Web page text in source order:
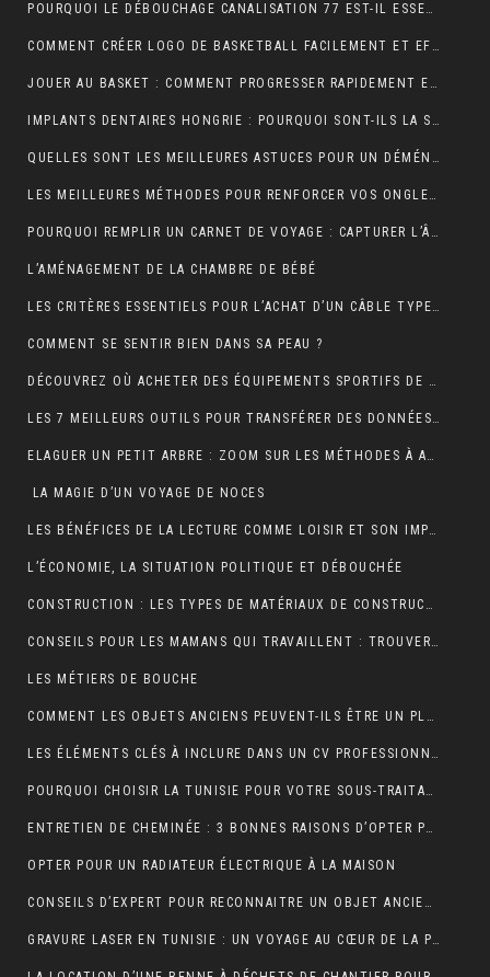
POURQUOI LE DÉBOUCHAGE CANALISATION 77 EST-IL ESSENTIEL POUR ÉVITER LES DÉSAGRÉMENTS MAJEURS ?
COMMENT CRÉER LOGO DE BASKETBALL FACILEMENT ET EFFICACEMENT ?
JOUER AU BASKET : COMMENT PROGRESSER RAPIDEMENT EN TECHNIQUE ?
IMPLANTS DENTAIRES HONGRIE : POURQUOI SONT-ILS LA SOLUTION IDÉALE POUR UN SOURIRE PARFAIT ET ABORDABLE ?
QUELLES SONT LES MEILLEURES ASTUCES POUR UN DÉMÉNAGEMENT ÎLE DE FRANCE RÉUSSI ET SANS TRACAS ?
LES MEILLEURES MÉTHODES POUR RENFORCER VOS ONGLES FRAGILES
POURQUOI REMPLIR UN CARNET DE VOYAGE : CAPTURER L’ÂME DE VOS AVENTURES
L’AMÉNAGEMENT DE LA CHAMBRE DE BÉBÉ
LES CRITÈRES ESSENTIELS POUR L’ACHAT D’UN CÂBLE TYPE 2 POUR VÉHICULES ÉLECTRIQUES
COMMENT SE SENTIR BIEN DANS SA PEAU ?
DÉCOUVREZ OÙ ACHETER DES ÉQUIPEMENTS SPORTIFS DE QUALITÉ EN LIGNE
LES 7 MEILLEURS OUTILS POUR TRANSFÉRER DES DONNÉES D’ANDROID VERS MAC
ELAGUER UN PETIT ARBRE : ZOOM SUR LES MÉTHODES À ADOPTER
LA MAGIE D’UN VOYAGE DE NOCES
LES BÉNÉFICES DE LA LECTURE COMME LOISIR ET SON IMPACT SUR LA COGNITION
L’ÉCONOMIE, LA SITUATION POLITIQUE ET DÉBOUCHÉE
CONSTRUCTION : LES TYPES DE MATÉRIAUX DE CONSTRUCTION UTILISÉS
CONSEILS POUR LES MAMANS QUI TRAVAILLENT : TROUVER UN ÉQUILIBRE ENTRE CARRIÈRE ET VIE FAMILIALE
LES MÉTIERS DE BOUCHE
COMMENT LES OBJETS ANCIENS PEUVENT-ILS ÊTRE UN PLACEMENT FINANCIER INTELLIGENT ?
LES ÉLÉMENTS CLÉS À INCLURE DANS UN CV PROFESSIONNEL POUR ATTIRER LES RECRUTEURS
POURQUOI CHOISIR LA TUNISIE POUR VOTRE SOUS-TRAITANCE INDUSTRIELLE?
ENTRETIEN DE CHEMINÉE : 3 BONNES RAISONS D’OPTER POUR LE RAMONAGE MÉCANIQUE
OPTER POUR UN RADIATEUR ÉLECTRIQUE À LA MAISON
CONSEILS D’EXPERT POUR RECONNAITRE UN OBJET ANCIEN AUTHENTIQUE
GRAVURE LASER EN TUNISIE : UN VOYAGE AU CŒUR DE LA PERSONNALISATION